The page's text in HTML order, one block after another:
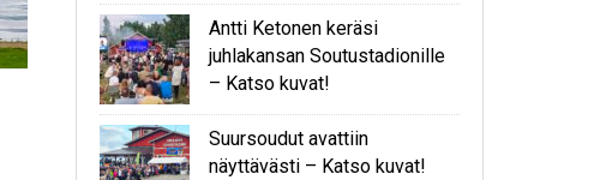
Antti Ketonen keräsi
juhlakansan Soutustadionille
– Katso kuvat!
Suursoudut avattiin
näyttävästi – Katso kuvat!